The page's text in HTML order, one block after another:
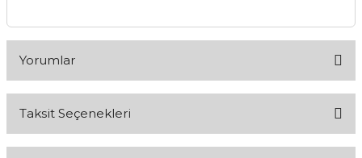
Yorumlar
Taksit Seçenekleri